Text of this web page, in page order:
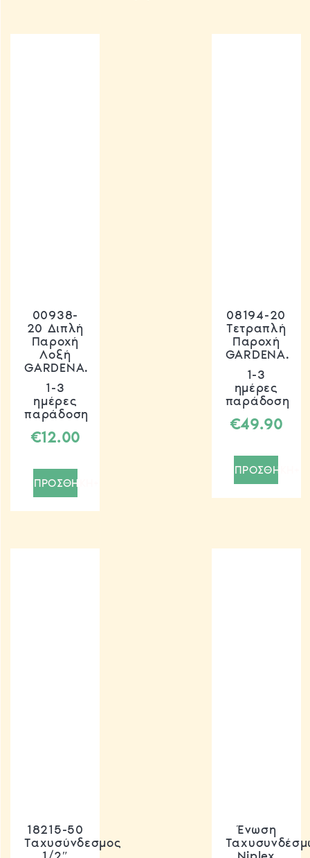
00938-
20 Διπλή
Παροχή
Λοξή
GARDENA.
1-3
ημέρες
παράδοση
€12.00
ΠΡΟΣΘΗΚΗ+
08194-20
Τετραπλή
Παροχή
GARDENA.
1-3
ημέρες
παράδοση
€49.90
ΠΡΟΣΘΗΚΗ+
18215-50
Ταχυσύνδεσμος
Ένωση